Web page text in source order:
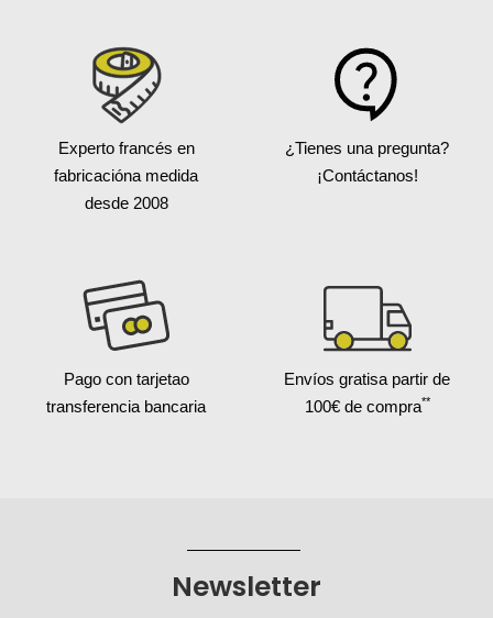
Experto francés en
fabricacióna medida
desde 2008
¿Tienes una pregunta?
¡Contáctanos!
Pago con tarjetao
transferencia bancaria
Envíos gratisa partir de
100€ de compra**
Newsletter